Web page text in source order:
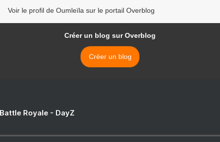
Voir le profil de Oumleïla sur le portail Overblog
Créer un blog sur Overblog
Créer un blog
Royale - DayZ